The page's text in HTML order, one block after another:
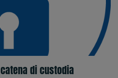
di custodia